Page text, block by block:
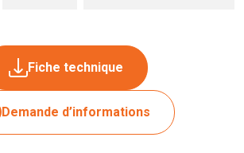
Fiche technique
Demande d’informations